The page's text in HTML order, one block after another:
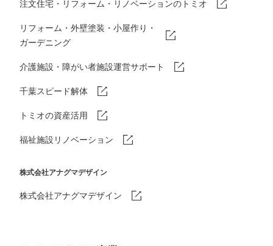
注文住宅・リフォーム・リノベーションのトミオ
リフォーム・外壁塗装・小屋作り・
ガーデニング
介護施設・障がい者施設運営サポート
千葉スピード解体
トミオの資産活用
福祉施設リノベーション
株式会社アナグマデザイン
株式会社アナグマデザイン